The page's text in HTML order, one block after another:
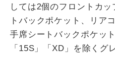
しては2個のフロントカ
トバックポケット、リア
手席シートバックポケッ
「15S」「XD」を除くグ